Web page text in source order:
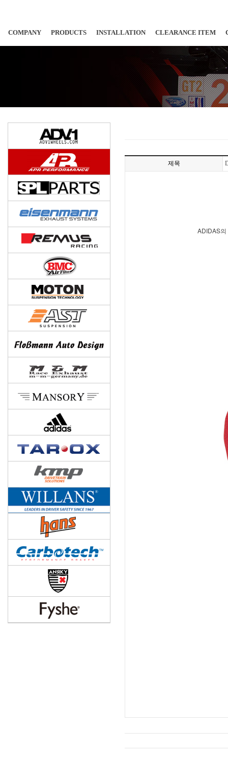
COMPANY PRODUCTS INSTALLATION CLEARANCE ITEM
제목
ADIDAS